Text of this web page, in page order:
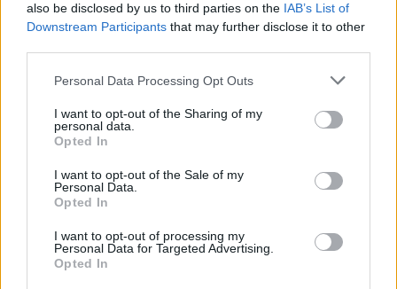
also be disclosed by us to third parties on the IAB’s List of
Downstream Participants that may further disclose it to other
Personal Data Processing Opt Outs
I want to opt-out of the Sharing of my
personal data.
Opted In
I want to opt-out of the Sale of my
Personal Data.
Opted In
I want to opt-out of processing my
Personal Data for Targeted Advertising.
Opted In
O nome da reação com o coração no
Facebook
A resposta a esta pergunta: